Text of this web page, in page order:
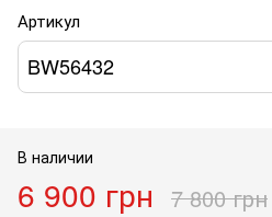
Артикул
BW56432
В наличии
6 900 грн 7 800 грн